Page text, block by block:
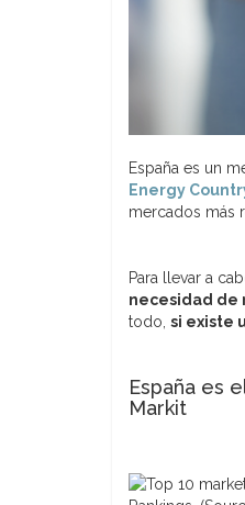
España es un
Energy
mercados más
Para llevar a
necesidad de
todo, si existe
España es
Markit